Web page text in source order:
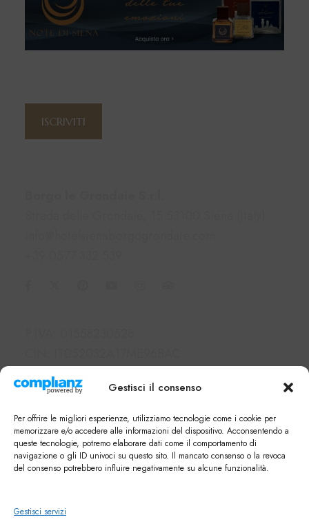
Gestisci il consenso
Per offrire le migliori esperienze, utilizziamo tecnologie come i cookie per
memorizzare e/o accedere alle informazioni del dispositivo. Acconsentendo a
queste tecnologie, potremo elaborare dati come il comportamento di
navigazione o gli ID univoci su questo sito. Il mancato consenso o la revoca
del consenso potrebbero influire negativamente su alcune funzionalità.
Gestisci servizi
ISCRIVITI
SDI: M5UXCR1
PEC: borgolegrondaie@pec.it
Link Utili
Hotel e Appartamenti
Servizi
FAQ